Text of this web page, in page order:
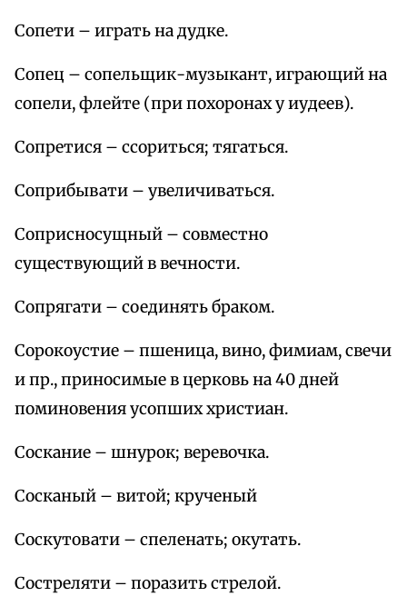
Сопети – играть на дудке.
Сопец – сопельщик-музыкант, играющий на
сопели, флейте (при похоронах у иудеев).
Сопретися – ссориться; тягаться.
Соприбывати – увеличиваться.
Соприсносущный – совместно
существующий в вечности.
Сопрягати – соединять браком.
Сорокоустие – пшеница, вино, фимиам, свечи
и пр., приносимые в церковь на 40 дней
поминовения усопших христиан.
Соскание – шнурок; веревочка.
Сосканый – витой; крученый
Соскутовати – спеленать; окутать.
Состреляти – поразить стрелой.